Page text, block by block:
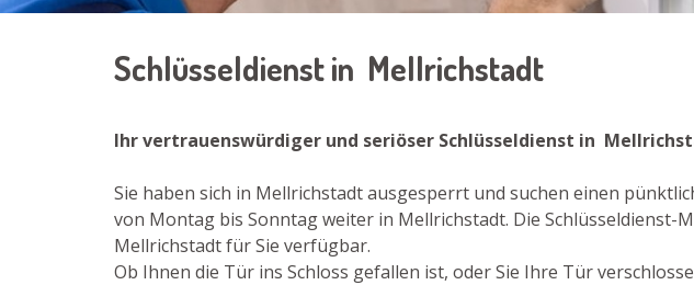
Schlüsseldienst in Mellrichstadt
Ihr vertrauenswürdiger und seriöser Schlüsseldienst in
Sie haben sich in Mellrichstadt ausgesperrt und suchen einen
von Montag bis Sonntag weiter in Mellrichstadt. Die
Mellrichstadt für Sie verfügbar.
Ob Ihnen die Tür ins Schloss gefallen ist, oder Sie Ihre Tür